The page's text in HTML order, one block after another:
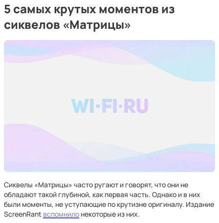
5 самых крутых моментов из
сиквелов «Матрицы»
Сиквелы «Матрицы» часто ругают и говорят, что они не
обладают такой глубиной, как первая часть. Однако и в них
были моменты, не уступающие по крутизне оригиналу. Издание
ScreenRant вспомнило некоторые из них.